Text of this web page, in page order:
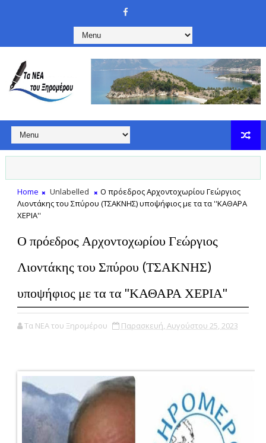
Home Unlabelled
Ο πρόεδρος Αρχοντοχωρίου Γεώργιος
Λιοντάκης του Σπύρου (ΤΣΑΚΝΗΣ) υποψήφιος με τα τα ''ΚΑΘΑΡΑ
ΧΕΡΙΑ''
Ο πρόεδρος Αρχοντοχωρίου Γεώργιος
Λιοντάκης του Σπύρου (ΤΣΑΚΝΗΣ)
υποψήφιος με τα τα ''ΚΑΘΑΡΑ ΧΕΡΙΑ''
Τα ΝΕΑ του Ξηρομέρου Παρασκευή, Αυγούστου 25, 2023